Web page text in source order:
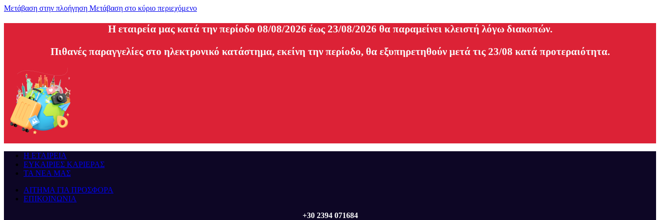
Μετάβαση στην πλοήγηση Μετάβαση στο κύριο περιεχόμενο
H εταιρεία μας κατά την περίοδο 08/08/2026 έως 23/08/2026 θα παραμείνει κλειστή λόγω διακοπών.
Πιθανές παραγγελίες στο ηλεκτρονικό κατάστημα, εκείνη την περίοδο, θα εξυπηρετηθούν μετά τις 23/08 κατά προτεραιότητα.
Η ΕΤΑΙΡΕΙΑ
ΕΥΚΑΙΡΙΕΣ ΚΑΡΙΕΡΑΣ
ΤΑ ΝΕΑ ΜΑΣ
ΑΙΤΗΜΑ ΓΙΑ ΠΡΟΣΦΟΡΑ
ΕΠΙΚΟΙΝΩΝΙΑ
+30 2394 071684